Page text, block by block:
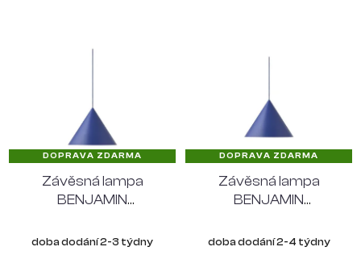
DOPRAVA ZDARMA
Závěsná lampa
BENJAMIN
modrá
doba dodání 2-3 týdny
DOPRAVA ZDARMA
Závěsná lampa
BENJAMIN
modrá
doba dodání 2-4 týdny